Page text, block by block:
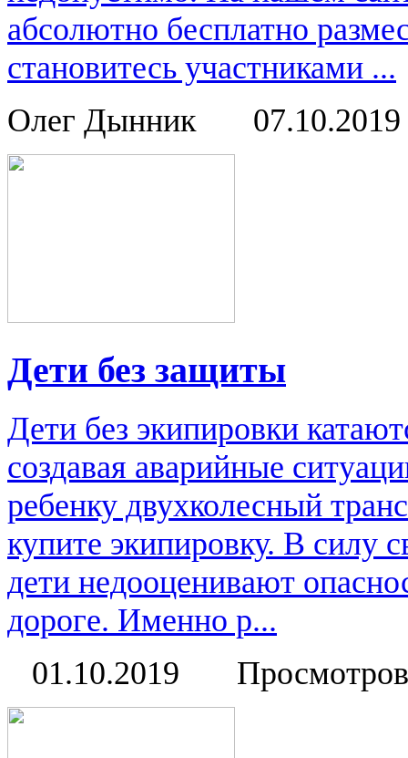
абсолютно бесплатно
становитесь участниками ...
Олег Дынник
07.10.2019
Дети без защиты
Дети без экипировки
создавая аварийные
ребенку двухколесный
купите экипировку. В силу
дети недооценивают
дороге. Именно р...
01.10.2019